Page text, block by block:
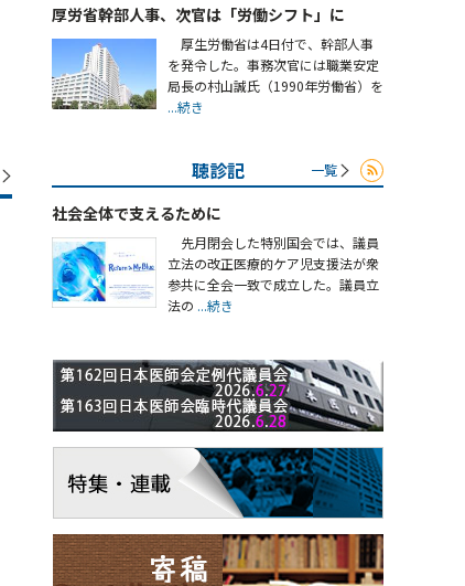
厚労省幹部人事、次官は「労働シフト」に
厚生労働省は4日付で、幹部人事
を発令した。事務次官には職業安定
局長の村山誠氏（1990年労働省）を
...続き
聴診記 一覧
社会全体で支えるために
先月閉会した特別国会では、議員
立法の改正医療的ケア児支援法が衆
参共に全会一致で成立した。議員立
法の ...続き